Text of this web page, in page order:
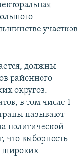
участков
должны
районного
округов.
в том числе 1
называют
политической
что выборность
широких